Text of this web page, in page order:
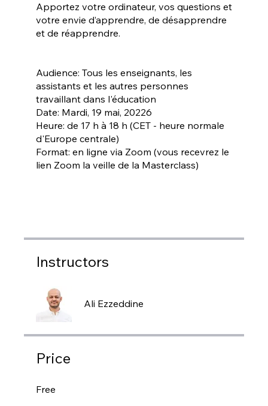
Apportez votre ordinateur, vos questions et
votre envie d’apprendre, de désapprendre
et de réapprendre.
Audience: Tous les enseignants, les
assistants et les autres personnes
travaillant dans l'éducation
Date: Mardi, 19 mai, 20226
Heure: de 17 h à 18 h (CET - heure normale
d'Europe centrale)
Format: en ligne via Zoom (vous recevrez le
lien Zoom la veille de la Masterclass)
Instructors
Ali Ezzeddine
Price
Free